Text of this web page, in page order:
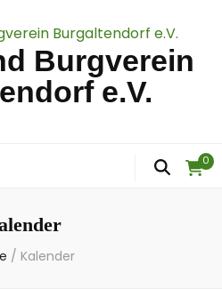
Burgverein
e.V.
0
/ Kalender